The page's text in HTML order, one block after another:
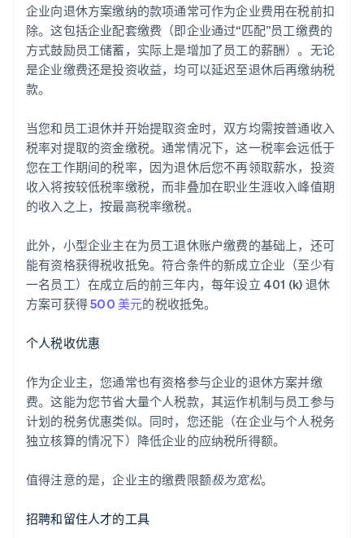
企业向退休方案缴纳的款项通常可作为企业费用在税前扣
除。这包括企业配套缴费（即企业通过“匹配”员工缴费的
方式鼓励员工储蓄，实际上是增加了员工的薪酬）。无论
是企业缴费还是投资收益，均可以延迟至退休后再缴纳税
款。
当您和员工退休并开始提取资金时，双方均需按普通收入
税率对提取的资金缴税。通常情况下，这一税率会远低于
您在工作期间的税率，因为退休后您不再领取薪水，投资
收入将按较低税率缴税，而非叠加在职业生涯收入峰值期
的收入之上，按最高税率缴税。
此外，小型企业主在为员工退休账户缴费的基础上，还可
能有资格获得税收抵免。符合条件的新成立企业（至少有
一名员工）在成立后的前三年内，每年设立 401 (k) 退休
方案可获得500 美元的税收抵免。
个人税收优惠
作为企业主，您通常也有资格参与企业的退休方案并缴
费。这能为您节省大量个人税款，其运作机制与员工参与
计划的税务优惠类似。同时，您还能（在企业与个人税务
独立核算的情况下）降低企业的应纳税所得额。
值得注意的是，企业主的缴费限额极为宽松。
招聘和留住人才的工具